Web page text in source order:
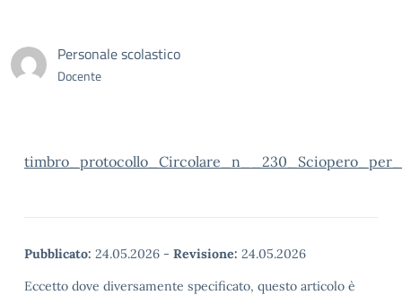
Personale scolastico
Docente
Pubblicato: 24.05.2026 - Revisione: 24.05.2026
Eccetto dove diversamente specificato, questo articolo è